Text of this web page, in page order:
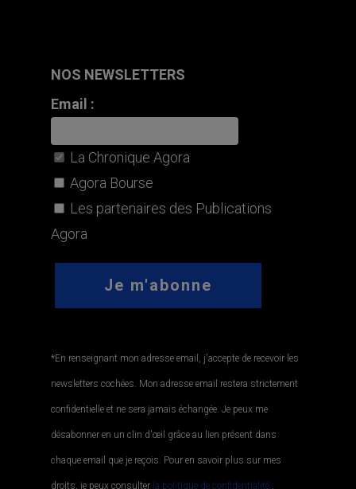
NOS NEWSLETTERS
Email :
La Chronique Agora
Agora Bourse
Les partenaires des Publications
Agora
*En renseignant mon adresse email, j'accepte de recevoir les
newsletters cochées. Mon adresse email restera strictement
confidentielle et ne sera jamais échangée. Je peux me
désabonner en un clin d'œil grâce au lien présent dans
chaque email que je reçois. Pour en savoir plus sur mes
droits, je peux consulter la politique de confidentialité.